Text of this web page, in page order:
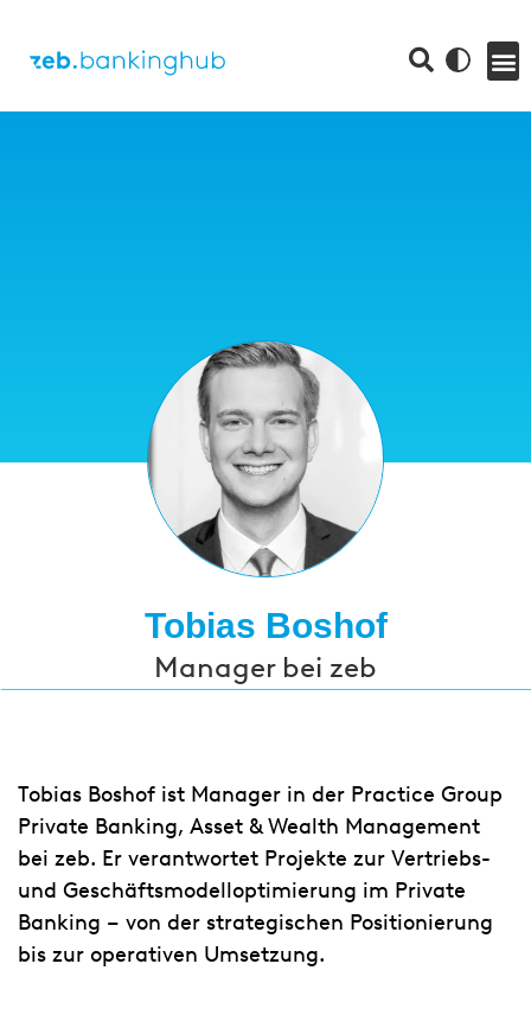
Tobias Boshof
Manager bei zeb
Tobias Boshof ist Manager in der Practice Group
Private Banking, Asset & Wealth Management
bei zeb. Er verantwortet Projekte zur Vertriebs-
und Geschäftsmodelloptimierung im Private
Banking – von der strategischen Positionierung
bis zur operativen Umsetzung.